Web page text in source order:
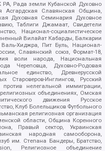
РА, Рада земли Кубанской Духовно
Асгардская Славянская Община,
Духовная Семинария Духовное
Таблиги Джамаат, Свидетели
Национал-социалистическое
Вилайат Кабарды, Балкарии
Хиджра, Пит Буль, Национал-
Славянский союз, Формат-18,
воли народа, Национальная
Череповца, Духовно-Родовая
единство, Древнерусской
Староверов-Инглингов, Русский
нелегальной иммиграции,
объединениях, Омская
движения Русское
Клуб Болельщиков Футбольного
религиозная организация
области, Община Коренного
Правый сектор, Украинская
народная самооборона,
им. Степана Бандеры, Братство,
Религиозное объединение